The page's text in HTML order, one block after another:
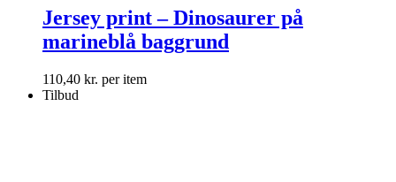
Jersey print – Dinosaurer på
marineblå baggrund
110,40 kr. per item
Tilbud